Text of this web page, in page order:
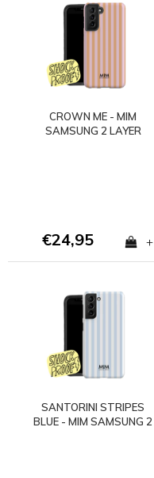
CROWN ME - MIM
SAMSUNG 2 LAYER
€24,95 +
SANTORINI STRIPES
BLUE - MIM SAMSUNG 2